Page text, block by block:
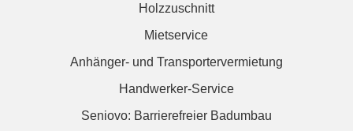
Holzzuschnitt
Mietservice
Anhänger- und Transportervermietung
Handwerker-Service
Seniovo: Barrierefreier Badumbau